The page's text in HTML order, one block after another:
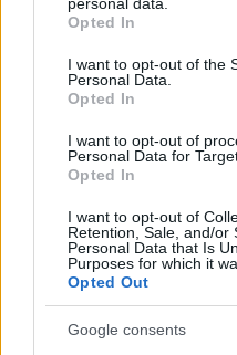
grant or deny consent to
use your data for below
consent section.
Opted In
I want to opt-out of the
Personal Data.
Opted In
I want to opt-out of
Personal Data for
Opted In
I want to opt-out of
Retention, Sale, and/or
Personal Data that Is
Purposes for which it
Opted Out
Google consents
versatile per l’estate.
Susanna
Susanna
Verona, fonte
memoria
redige dossier
nelle librerie